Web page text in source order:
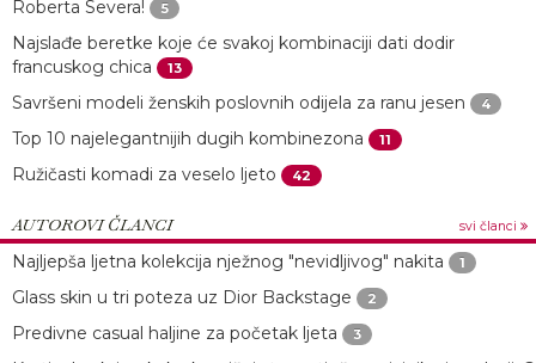
Roberta Severa! 5
Najslađe beretke koje će svakoj kombinaciji dati dodir
francuskog chica
13
Savršeni modeli ženskih poslovnih odijela za ranu jesen 4
Top 10 najelegantnijih dugih kombinezona 11
Ružičasti komadi za veselo ljeto 42
AUTOROVI ČLANCI svi članci
Najljepša ljetna kolekcija nježnog "nevidljivog" nakita 1
Glass skin u tri poteza uz Dior Backstage 2
Predivne casual haljine za početak ljeta 3